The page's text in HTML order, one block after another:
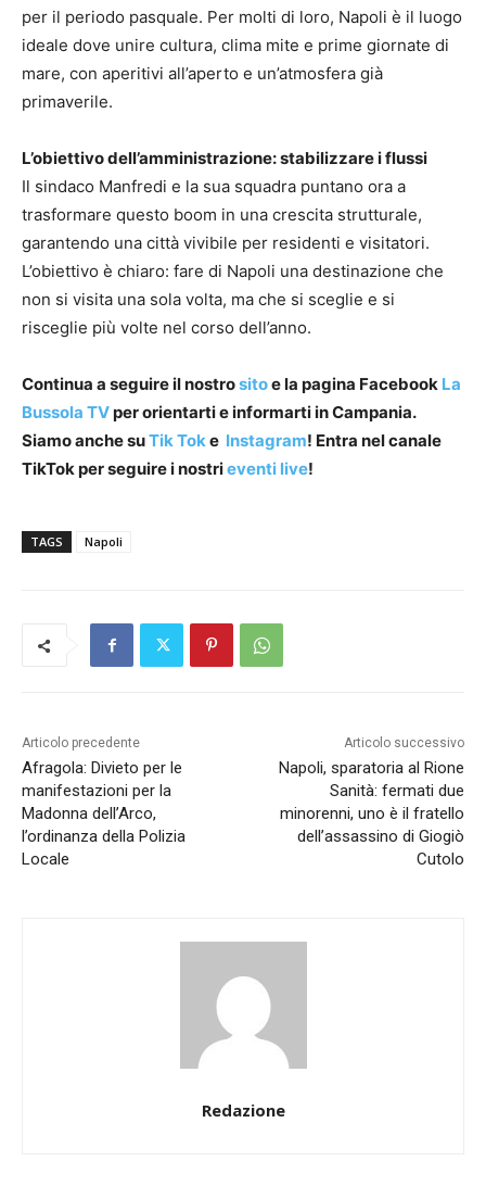
per il periodo pasquale. Per molti di loro, Napoli è il luogo
ideale dove unire cultura, clima mite e prime giornate di
mare, con aperitivi all’aperto e un’atmosfera già
primaverile.
L’obiettivo dell’amministrazione: stabilizzare i flussi
Il sindaco Manfredi e la sua squadra puntano ora a
trasformare questo boom in una crescita strutturale,
garantendo una città vivibile per residenti e visitatori.
L’obiettivo è chiaro: fare di Napoli una destinazione che
non si visita una sola volta, ma che si sceglie e si
risceglie più volte nel corso dell’anno.
Continua a seguire il nostrositoe la pagina Facebook La
Bussola TVper orientarti e informarti in Campania.
Siamo anche suTik Toke Instagram! Entra nel canale
TikTok per seguire i nostrieventi live!
TAGS Napoli
Articolo precedente
Afragola: Divieto per le
manifestazioni per la
Madonna dell’Arco,
l’ordinanza della Polizia
Locale
Articolo successivo
Napoli, sparatoria al Rione
Sanità: fermati due
minorenni, uno è il fratello
dell’assassino di Giogiò
Cutolo
Redazione